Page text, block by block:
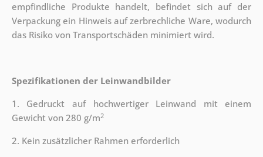
empfindliche Produkte handelt, befindet sich auf der
Verpackung ein Hinweis auf zerbrechliche Ware, wodurch
das Risiko von Transportschäden minimiert wird.
Spezifikationen der Leinwandbilder
1. Gedruckt auf hochwertiger Leinwand mit einem
Gewicht von 280 g/m2
2. Kein zusätzlicher Rahmen erforderlich